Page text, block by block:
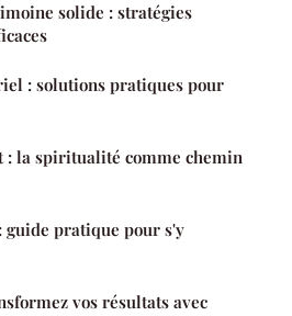
solide : stratégies
: solutions pratiques pour
: la spiritualité comme chemin
guide pratique pour s'y
vos résultats avec